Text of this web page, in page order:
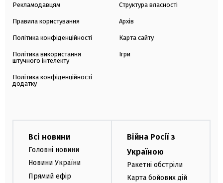
Рекламодавцям
Правила користування
Політика конфіденційності
Політика використання
штучного інтелекту
Політика конфіденційності
додатку
Структура власності
Архів
Карта сайту
Ігри
Всі новини
Головні новини
Новини України
Прямий ефір
Війна Росії з
Україною
Ракетні обстріли
Карта бойових дій